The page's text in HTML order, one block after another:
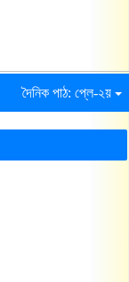
দৈনিক পাঠ: প্লে-২য়